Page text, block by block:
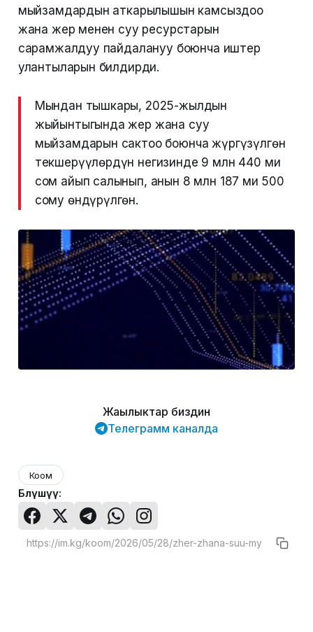
мыйзамдардын аткарылышын камсыздоо
жана жер менен суу ресурстарын
сарамжалдуу пайдалануу боюнча иштер
улантыларын билдирди.
Мындан тышкары, 2025-жылдын
жыйынтыгында жер жана суу
мыйзамдарын сактоо боюнча жүргүзүлгөн
текшерүүлөрдүн негизинде 9 млн 440 миң
сом айып салынып, анын 8 млн 187 миң 500
сому өндүрүлгөн.
Жаңылыктар биздин
Телеграмм каналда
Коом
Бөлүшүү: